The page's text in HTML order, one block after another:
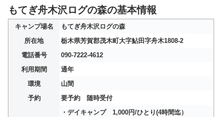
もてぎ舟木沢ログの森の基本情報
キャンプ場名
もてぎ舟木沢ログの森
所在地
栃木県芳賀郡茂木町大字鮎田字舟木1808-2
電話番号
090-7222-4612
利用期間
通年
環境
山間
予約
要予約 随時受付
・デイキャンプ 1,000円/ひとり(4時間迄）